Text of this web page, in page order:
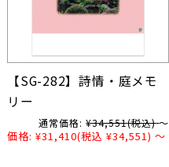
【SG-282】詩情・庭メモ
リー
通常価格: ¥34,551(税込) ～
価格: ¥31,410(税込 ¥34,551) ～